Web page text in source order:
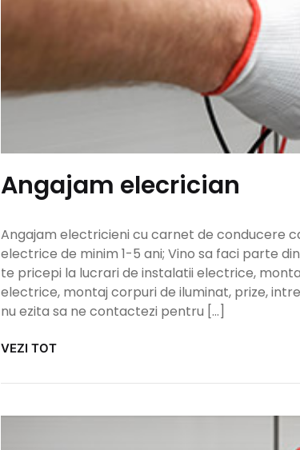
Angajam elecrician
Angajam electricieni cu carnet de conducere
electrice de minim 1-5 ani; Vino sa faci parte
te pricepi la lucrari de instalatii electrice,
electrice, montaj corpuri de iluminat, prize,
nu ezita sa ne contactezi pentru […]
VEZI TOT